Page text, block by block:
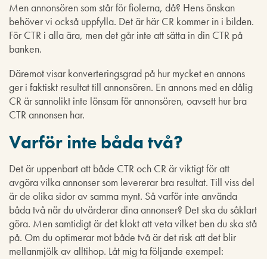
Men annonsören som står för fiolerna, då? Hens önskan
behöver vi också uppfylla. Det är här CR kommer in i bilden.
För CTR i alla ära, men det går inte att sätta in din CTR på
banken.
Däremot visar konverteringsgrad på hur mycket en annons
ger i faktiskt resultat till annonsören. En annons med en dålig
CR är sannolikt inte lönsam för annonsören, oavsett hur bra
CTR annonsen har.
Varför inte båda två?
Det är uppenbart att både CTR och CR är viktigt för att
avgöra vilka annonser som levererar bra resultat. Till viss del
är de olika sidor av samma mynt. Så varför inte använda
båda två när du utvärderar dina annonser? Det ska du såklart
göra. Men samtidigt är det klokt att veta vilket ben du ska stå
på. Om du optimerar mot både två är det risk att det blir
mellanmjölk av alltihop. Låt mig ta följande exempel: